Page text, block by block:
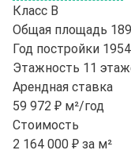
Класс B
Общая площадь
Год постройки 1954
Этажность 11
Арендная ставка
59 972 ₽ м²/год
Стоимость
2 164 000 ₽ за м²